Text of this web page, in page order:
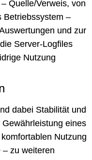
Quelle/Verweis, von
Betriebssystem –
und zur
Server-Logfiles
Nutzung
dabei Stabilität und
eines
Nutzung
zu weiteren